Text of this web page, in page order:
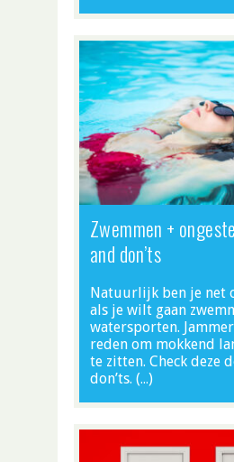
Zwemmen +
and don’ts
Natuurlijk ben je net
als je wilt gaan
watersporten.
reden om mokkend
te zitten. Check deze
don’ts. (…)